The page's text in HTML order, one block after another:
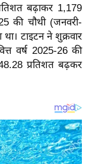
बढ़ाकर 1,179
की चौथी (जनवरी-
टाइटन ने शुक्रवार
वर्ष 2025-26 की
प्रतिशत बढ़कर